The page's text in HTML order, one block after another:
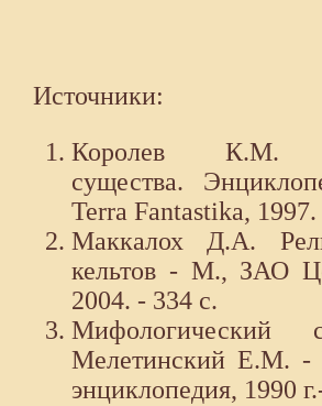
Источники:
Королев К.М.
существа.
Terra Fantastika,
Маккалох Д.А.
кельтов - М., ЗАО
2004. - 334 с.
Мифологический
Мелетинский Е.М. -
энциклопедия, 1990